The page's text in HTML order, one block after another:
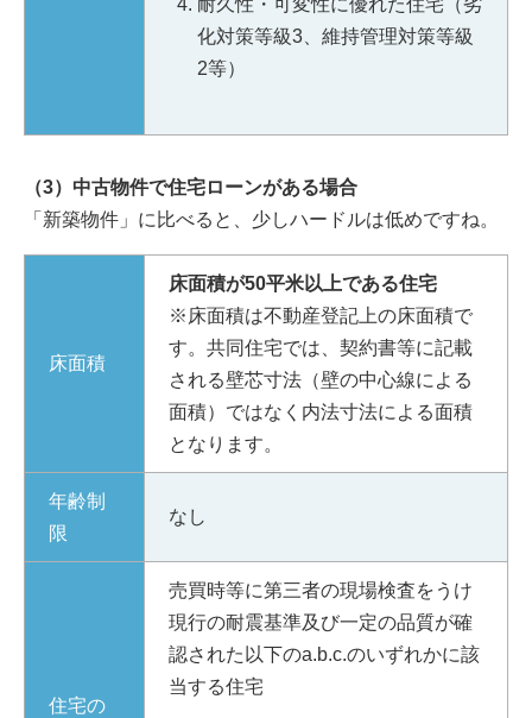
耐久性・可変性に優れた住宅（劣
化対策等級3、維持管理対策等級
2等）
（3）中古物件で住宅ローンがある場合
「新築物件」に比べると、少しハードルは低めですね。
床面積
床面積が50平米以上である住宅
※床面積は不動産登記上の床面積で
す。共同住宅では、契約書等に記載
される壁芯寸法（壁の中心線による
面積）ではなく内法寸法による面積
となります。
年齢制
限
なし
住宅の
売買時等に第三者の現場検査をうけ
現行の耐震基準及び一定の品質が確
認された以下のa.b.c.のいずれかに該
当する住宅